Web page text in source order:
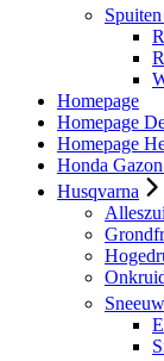
Homepage
Homepage
Homepage
Honda
Husqvarna